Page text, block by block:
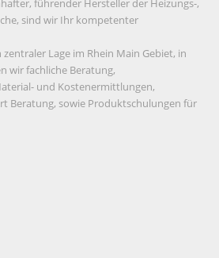
führender Hersteller der Heizungs-,
sind wir Ihr kompetenter
Lage im Rhein Main Gebiet, in
wir fachliche Beratung,
und Kostenermittlungen,
Beratung, sowie Produktschulungen für